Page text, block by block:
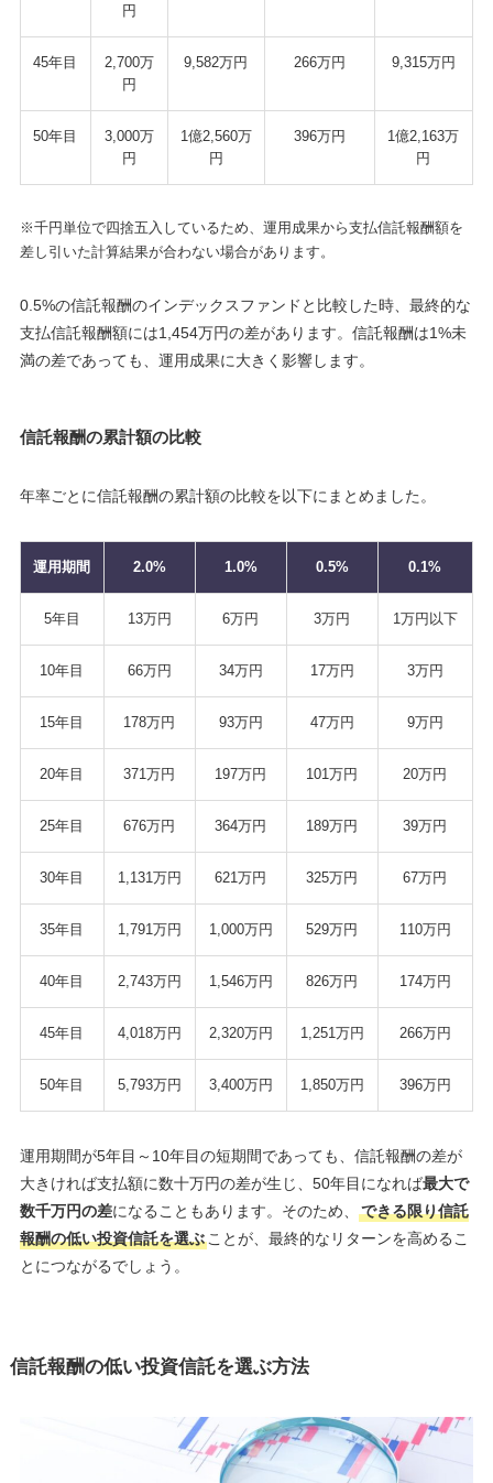
円
45年目
2,700万
円
9,582万円 266万円 9,315万円
50年目
3,000万
円
1億2,560万
円
396万円
1億2,163万
円
※千円単位で四捨五入しているため、運用成果から支払信託報酬額を
差し引いた計算結果が合わない場合があります。
0.5%の信託報酬のインデックスファンドと比較した時、最終的な
支払信託報酬額には1,454万円の差があります。信託報酬は1%未
満の差であっても、運用成果に大きく影響します。
信託報酬の累計額の比較
年率ごとに信託報酬の累計額の比較を以下にまとめました。
運用期間 2.0% 1.0% 0.5% 0.1%
5年目 13万円 6万円 3万円 1万円以下
10年目 66万円 34万円 17万円 3万円
15年目 178万円 93万円 47万円 9万円
20年目 371万円 197万円 101万円 20万円
25年目 676万円 364万円 189万円 39万円
30年目 1,131万円 621万円 325万円 67万円
35年目 1,791万円 1,000万円 529万円 110万円
40年目 2,743万円 1,546万円 826万円 174万円
45年目 4,018万円 2,320万円 1,251万円 266万円
50年目 5,793万円 3,400万円 1,850万円 396万円
運用期間が5年目～10年目の短期間であっても、信託報酬の差が
大きければ支払額に数十万円の差が生じ、50年目になれば最大で
数千万円の差になることもあります。そのため、
できる限り信託
報酬の低い投資信託を選ぶことが、最終的なリターンを高めるこ
とにつながるでしょう。
信託報酬の低い投資信託を選ぶ方法